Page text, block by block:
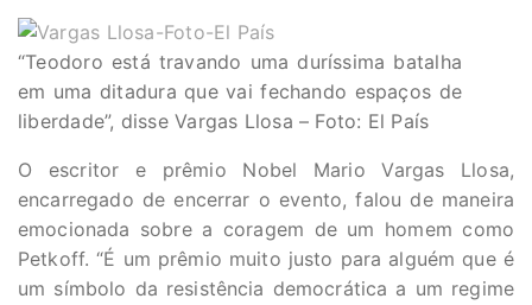
“Teodoro está travando uma duríssima batalha
em uma ditadura que vai fechando espaços de
liberdade”, disse Vargas Llosa – Foto: El País
O escritor e prêmio Nobel Mario Vargas Llosa,
encarregado de encerrar o evento, falou de maneira
emocionada sobre a coragem de um homem como
Petkoff. “É um prêmio muito justo para alguém que é
um símbolo da resistência democrática a um regime